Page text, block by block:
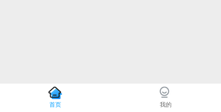
首页 我的